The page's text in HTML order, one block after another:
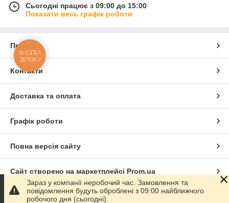
Сьогодні працює з 09:00 до 15:00
Показати весь графік роботи
Про нас
Контакти
Доставка та оплата
Графік роботи
Повна версія сайту
Сайт створено на маркетплейсі Prom.ua
Політика конфіденційності
Зараз у компанії неробочий час. Замовлення та
повідомлення будуть оброблені з 09:00 найближчого
робочого дня (сьогодні).
КНОПКА
ЗВ'ЯЗКУ